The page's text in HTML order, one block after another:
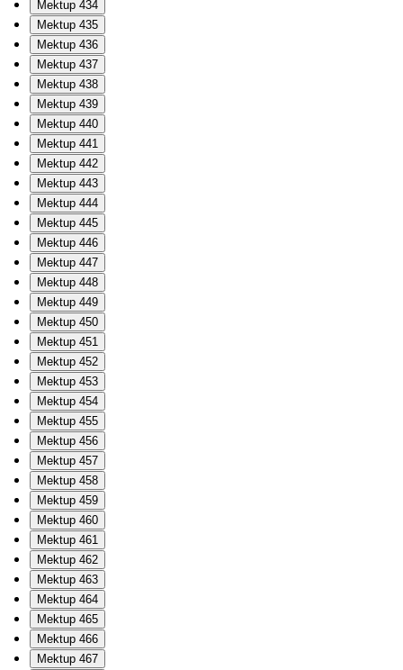
Mektup 434
Mektup 435
Mektup 436
Mektup 437
Mektup 438
Mektup 439
Mektup 440
Mektup 441
Mektup 442
Mektup 443
Mektup 444
Mektup 445
Mektup 446
Mektup 447
Mektup 448
Mektup 449
Mektup 450
Mektup 451
Mektup 452
Mektup 453
Mektup 454
Mektup 455
Mektup 456
Mektup 457
Mektup 458
Mektup 459
Mektup 460
Mektup 461
Mektup 462
Mektup 463
Mektup 464
Mektup 465
Mektup 466
Mektup 467